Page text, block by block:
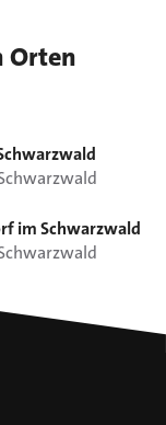
Orten
im Schwarzwald